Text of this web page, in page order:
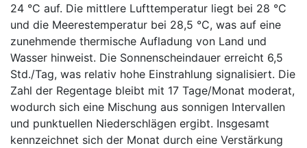
24 °C auf. Die mittlere Lufttemperatur liegt bei 28 °C
und die Meerestemperatur bei 28,5 °C, was auf eine
zunehmende thermische Aufladung von Land und
Wasser hinweist. Die Sonnenscheindauer erreicht 6,5
Std./Tag, was relativ hohe Einstrahlung signalisiert. Die
Zahl der Regentage bleibt mit 17 Tage/Monat moderat,
wodurch sich eine Mischung aus sonnigen Intervallen
und punktuellen Niederschlägen ergibt. Insgesamt
kennzeichnet sich der Monat durch eine Verstärkung